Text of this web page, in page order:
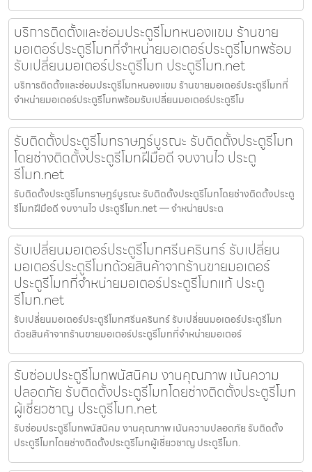
บริการติดตั้งและซ่อมประตูรีโมทหนองแขม ร้านขาย
มอเตอร์ประตูรีโมทที่จำหน่ายมอเตอร์ประตูรีโมทพร้อม
รับเปลี่ยนมอเตอร์ประตูรีโมท ประตูรีโมท.net
บริการติดตั้งและซ่อมประตูรีโมทหนองแขม ร้านขายมอเตอร์ประตูรีโมทที่
จำหน่ายมอเตอร์ประตูรีโมทพร้อมรับเปลี่ยนมอเตอร์ประตูรีโม
รับติดตั้งประตูรีโมทราษฎร์บูรณะ รับติดตั้งประตูรีโมท
โดยช่างติดตั้งประตูรีโมทฝีมือดี จบงานไว ประตู
รีโมท.net
รับติดตั้งประตูรีโมทราษฎร์บูรณะ รับติดตั้งประตูรีโมทโดยช่างติดตั้งประตู
รีโมทฝีมือดี จบงานไว ประตูรีโมท.net — จำหน่ายประต
รับเปลี่ยนมอเตอร์ประตูรีโมทศรีนครินทร์ รับเปลี่ยน
มอเตอร์ประตูรีโมทด้วยสินค้าจากร้านขายมอเตอร์
ประตูรีโมทที่จำหน่ายมอเตอร์ประตูรีโมทแท้ ประตู
รีโมท.net
รับเปลี่ยนมอเตอร์ประตูรีโมทศรีนครินทร์ รับเปลี่ยนมอเตอร์ประตูรีโมท
ด้วยสินค้าจากร้านขายมอเตอร์ประตูรีโมทที่จำหน่ายมอเตอร์
รับซ่อมประตูรีโมทพนัสนิคม งานคุณภาพ เน้นความ
ปลอดภัย รับติดตั้งประตูรีโมทโดยช่างติดตั้งประตูรีโมท
ผู้เชี่ยวชาญ ประตูรีโมท.net
รับซ่อมประตูรีโมทพนัสนิคม งานคุณภาพ เน้นความปลอดภัย รับติดตั้ง
ประตูรีโมทโดยช่างติดตั้งประตูรีโมทผู้เชี่ยวชาญ ประตูรีโมท.